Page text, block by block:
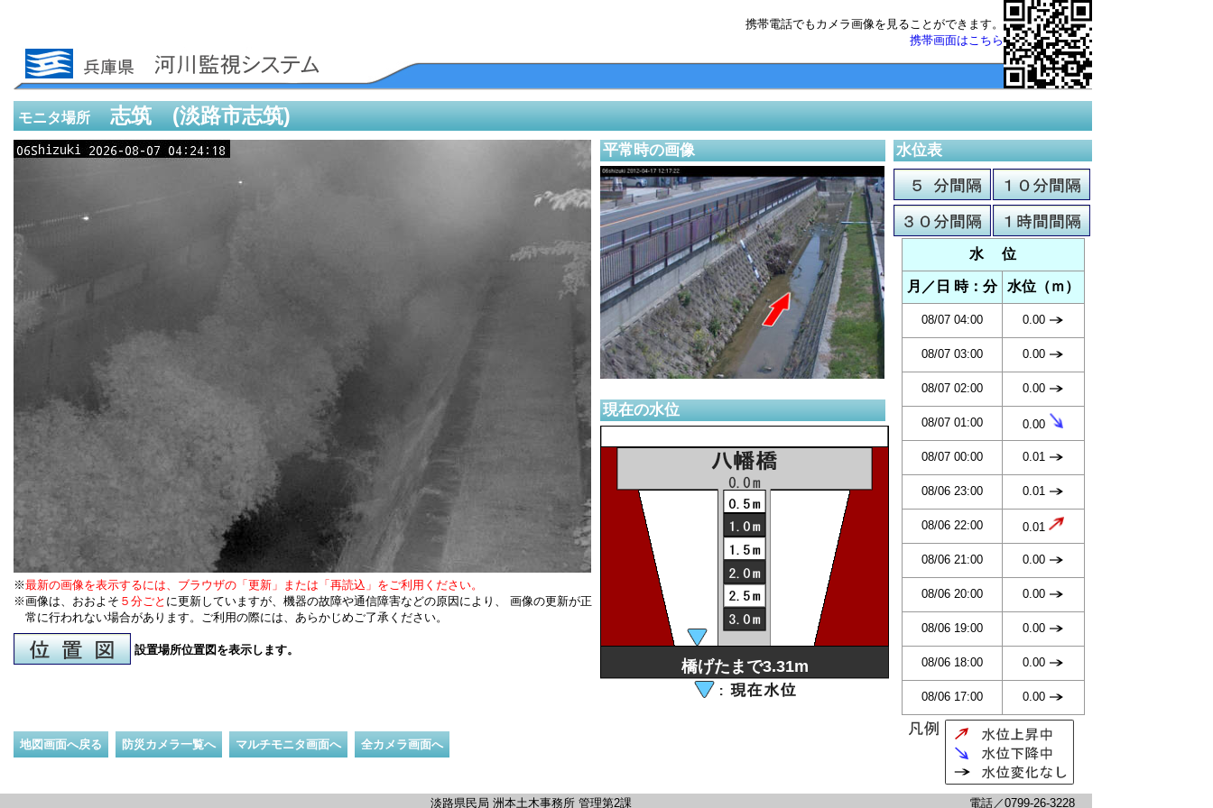
携帯電話でもカメラ画像を見ることができます。
携帯画面はこちら
モニタ場所志筑 (淡路市志筑)
※最新の画像を表示するには、ブラウザの「更新」または「再読込」をご利用ください。
※画像は、おおよそ ５分ごと に更新していますが、機器の故障や通信障害などの原因により、 画像の更新が正
常に行われない場合があります。ご利用の際には、あらかじめご了承ください。
設置場所位置図を表示します。
地図画面へ戻る 防災カメラ一覧へ マルチモニタ画面へ 全カメラ画面へ
平常時の画像
現在の水位
橋げたまで3.31m
水位表
水 位
月／日 時：分 水位（ｍ）
08/07 04:00 0.00
08/07 03:00 0.00
08/07 02:00 0.00
08/07 01:00 0.00
08/07 00:00 0.01
08/06 23:00 0.01
08/06 22:00 0.01
08/06 21:00 0.00
08/06 20:00 0.00
08/06 19:00 0.00
08/06 18:00 0.00
08/06 17:00 0.00
淡路県民局 洲本土木事務所 管理第2課 電話／0799-26-3228